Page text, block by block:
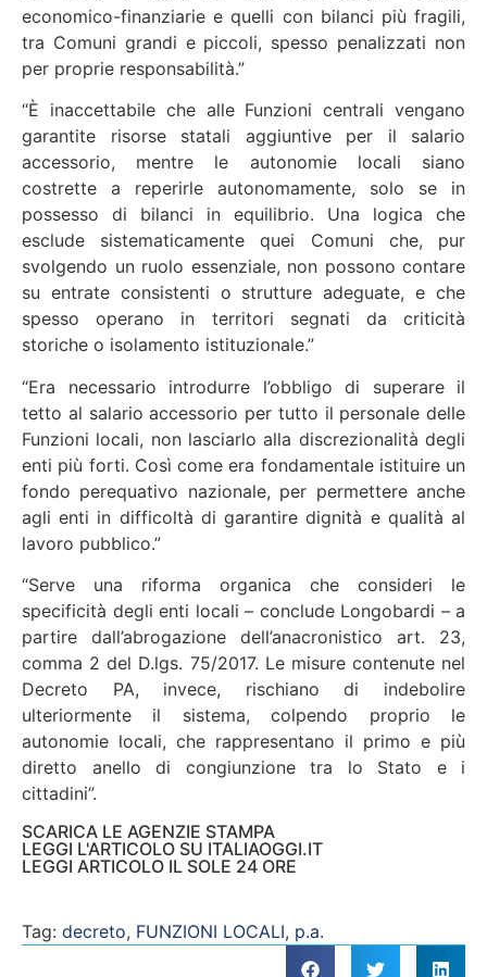
economico-finanziarie e quelli con bilanci più fragili,
tra Comuni grandi e piccoli, spesso penalizzati non
per proprie responsabilità.”
“È inaccettabile che alle Funzioni centrali vengano
garantite risorse statali aggiuntive per il salario
accessorio, mentre le autonomie locali siano
costrette a reperirle autonomamente, solo se in
possesso di bilanci in equilibrio. Una logica che
esclude sistematicamente quei Comuni che, pur
svolgendo un ruolo essenziale, non possono contare
su entrate consistenti o strutture adeguate, e che
spesso operano in territori segnati da criticità
storiche o isolamento istituzionale.”
“Era necessario introdurre l’obbligo di superare il
tetto al salario accessorio per tutto il personale delle
Funzioni locali, non lasciarlo alla discrezionalità degli
enti più forti. Così come era fondamentale istituire un
fondo perequativo nazionale, per permettere anche
agli enti in difficoltà di garantire dignità e qualità al
lavoro pubblico.”
“Serve una riforma organica che consideri le
specificità degli enti locali – conclude Longobardi – a
partire dall’abrogazione dell’anacronistico art. 23,
comma 2 del D.lgs. 75/2017. Le misure contenute nel
Decreto PA, invece, rischiano di indebolire
ulteriormente il sistema, colpendo proprio le
autonomie locali, che rappresentano il primo e più
diretto anello di congiunzione tra lo Stato e i
cittadini”.
SCARICA LE AGENZIE STAMPA
LEGGI L'ARTICOLO SU ITALIAOGGI.IT
LEGGI ARTICOLO IL SOLE 24 ORE
Tag: decreto, FUNZIONI LOCALI, p.a.